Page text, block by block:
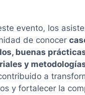
evento, los
de conocer
buenas
y
a
y fortalecer la